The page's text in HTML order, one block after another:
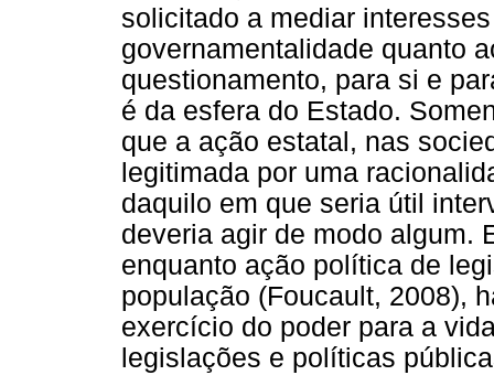
solicitado a mediar
governamentalidade quanto
questionamento, para si e
é da esfera do Estado.
que a ação estatal, nas
legitimada por uma
daquilo em que seria útil
deveria agir de modo algum.
enquanto ação política de
população (Foucault, 2008),
exercício do poder para a
legislações e políticas